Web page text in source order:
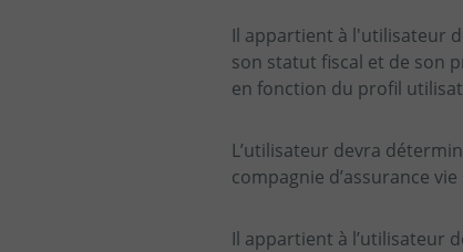
Il appartient à l'utilisateur
son statut fiscal et de son
en fonction du profil
L’utilisateur devra
compagnie d’assurance vie
Il appartient à l’utilisateur